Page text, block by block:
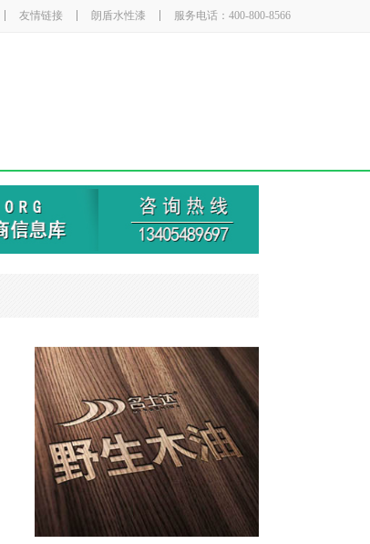
友情链接 朗盾水性漆 服务电话：400-800-8566